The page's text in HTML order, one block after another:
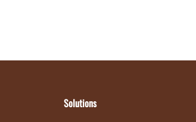
Solutions